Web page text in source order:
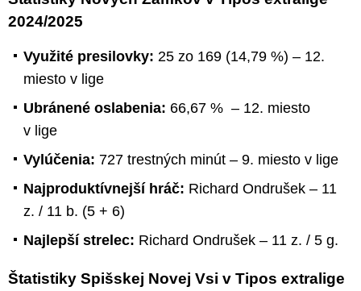
2024/2025
Využité presilovky: 25 zo 169 (14,79 %) – 12.
miesto v lige
Ubránené oslabenia: 66,67 % – 12. miesto
v lige
Vylúčenia: 727 trestných minút – 9. miesto v lige
Najproduktívnejší hráč: Richard Ondrušek – 11
z. / 11 b. (5 + 6)
Najlepší strelec: Richard Ondrušek – 11 z. / 5 g.
Štatistiky Spišskej Novej Vsi v Tipos extralige